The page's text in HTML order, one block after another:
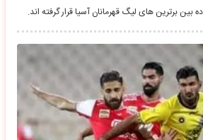
بین برترین‌ های لیگ قهرمانان آسیا قرار گرفته اند.